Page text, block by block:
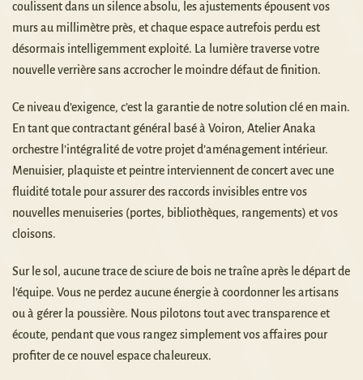
coulissent dans un silence absolu, les ajustements épousent vos
murs au millimètre près, et chaque espace autrefois perdu est
désormais intelligemment exploité. La lumière traverse votre
nouvelle verrière sans accrocher le moindre défaut de finition.
Ce niveau d’exigence, c’est la garantie de notre solution clé en main.
En tant que contractant général basé à Voiron, Atelier Anaka
orchestre l’intégralité de votre projet d’aménagement intérieur.
Menuisier, plaquiste et peintre interviennent de concert avec une
fluidité totale pour assurer des raccords invisibles entre vos
nouvelles menuiseries (portes, bibliothèques, rangements) et vos
cloisons.
Sur le sol, aucune trace de sciure de bois ne traîne après le départ de
l’équipe. Vous ne perdez aucune énergie à coordonner les artisans
ou à gérer la poussière. Nous pilotons tout avec transparence et
écoute, pendant que vous rangez simplement vos affaires pour
profiter de ce nouvel espace chaleureux.